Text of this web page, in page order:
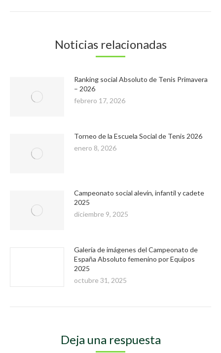
Noticias relacionadas
Ranking social Absoluto de Tenis Primavera
– 2026
febrero 17, 2026
Torneo de la Escuela Social de Tenis 2026
enero 8, 2026
Campeonato social alevín, infantil y cadete
2025
diciembre 9, 2025
Galería de imágenes del Campeonato de
España Absoluto femenino por Equipos
2025
octubre 31, 2025
Deja una respuesta